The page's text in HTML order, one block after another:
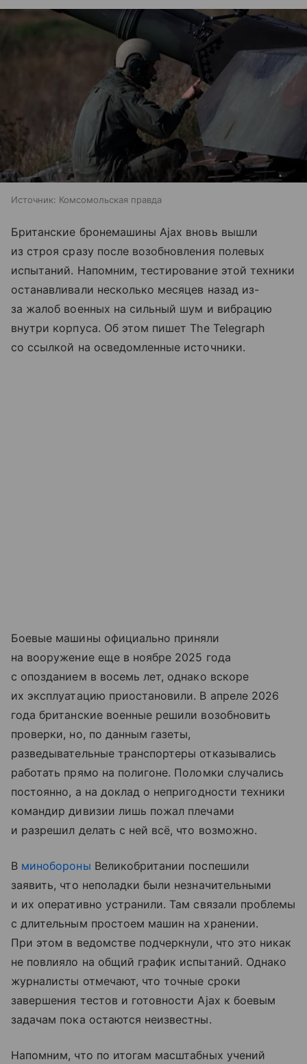
Источник: Комсомольская правда
Британские бронемашины Ajax вновь вышли
из строя сразу после возобновления полевых
испытаний. Напомним, тестирование этой техники
останавливали несколько месяцев назад из-
за жалоб военных на сильный шум и вибрацию
внутри корпуса. Об этом пишет The Telegraph
со ссылкой на осведомленные источники.
Боевые машины официально приняли
на вооружение еще в ноябре 2025 года
с опозданием в восемь лет, однако вскоре
их эксплуатацию приостановили. В апреле 2026
года британские военные решили возобновить
проверки, но, по данным газеты,
разведывательные транспортеры отказывались
работать прямо на полигоне. Поломки случались
постоянно, а на доклад о непригодности техники
командир дивизии лишь пожал плечами
и разрешил делать с ней всё, что возможно.
В минобороны Великобритании поспешили
заявить, что неполадки были незначительными
и их оперативно устранили. Там связали проблемы
с длительным простоем машин на хранении.
При этом в ведомстве подчеркнули, что это никак
не повлияло на общий график испытаний. Однако
журналисты отмечают, что точные сроки
завершения тестов и готовности Ajax к боевым
задачам пока остаются неизвестны.
Напомним, что по итогам масштабных учений